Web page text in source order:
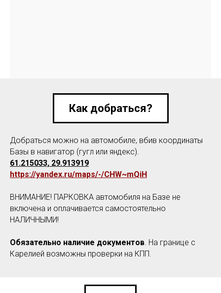
Как добраться?
Добраться можно на автомобиле, вбив координаты
Базы в навигатор (гугл или яндекс).
61.215033, 29.913919
https://yandex.ru/maps/-/CHW~mQiH
ВНИМАНИЕ! ПАРКОВКА автомобиля на Базе не
включена и оплачивается самостоятельно
НАЛИЧНЫМИ!
Обязательно наличие документов. На границе с
Карелией возможны проверки на КПП.